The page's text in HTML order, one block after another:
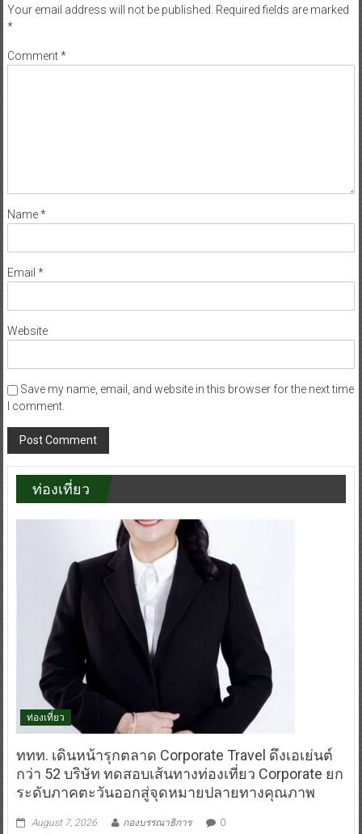
Your email address will not be published. Required fields are marked
*
Comment*
Name*
Email *
Website
Save my name, email, and website in this browser for the next time
I comment.
ท่องเที่ยว
ท่องเที่ยว
ททท. เดินหน้ารุกตลาด Corporate Travel ดึงเอเย่นต์
กว่า 52 บริษัท ทดสอบเส้นทางท่องเที่ยว Corporate ยก
ระดับภาคตะวันออกสู่จุดหมายปลายทางคุณภาพ
August 7, 2026 กองบรรณาธิการ 0